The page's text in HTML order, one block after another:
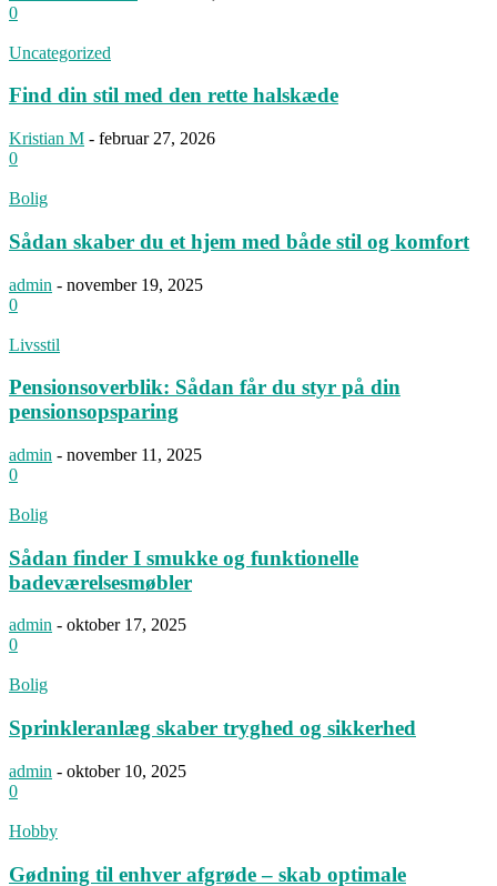
0
Uncategorized
Find din stil med den rette halskæde
Kristian M - februar 27, 2026
0
Bolig
Sådan skaber du et hjem med både stil og komfort
admin - november 19, 2025
0
Livsstil
Pensionsoverblik: Sådan får du styr på din
pensionsopsparing
admin - november 11, 2025
0
Bolig
Sådan finder I smukke og funktionelle
badeværelsesmøbler
admin - oktober 17, 2025
0
Bolig
Sprinkleranlæg skaber tryghed og sikkerhed
admin - oktober 10, 2025
0
Hobby
Gødning til enhver afgrøde – skab optimale